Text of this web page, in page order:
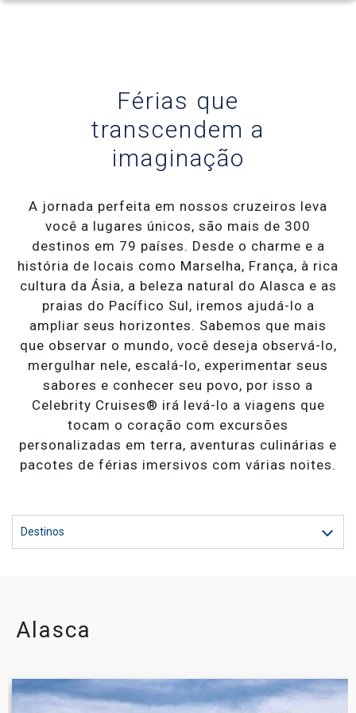
Millennium®
Reflection®
Roamer℠
Seeker℠
Silhouette®
Solstice®
Summit®
Férias que
transcendem a
imaginação
A jornada perfeita em nossos cruzeiros leva
você a lugares únicos, são mais de 300
destinos em 79 países. Desde o charme e a
história de locais como Marselha, França, à rica
cultura da Ásia, a beleza natural do Alasca e as
praias do Pacífico Sul, iremos ajudá-lo a
ampliar seus horizontes. Sabemos que mais
que observar o mundo, você deseja observá-lo,
mergulhar nele, escalá-lo, experimentar seus
sabores e conhecer seu povo, por isso a
Celebrity Cruises® irá levá-lo a viagens que
tocam o coração com excursões
personalizadas em terra, aventuras culinárias e
pacotes de férias imersivos com várias noites.
Destinos
Alasca